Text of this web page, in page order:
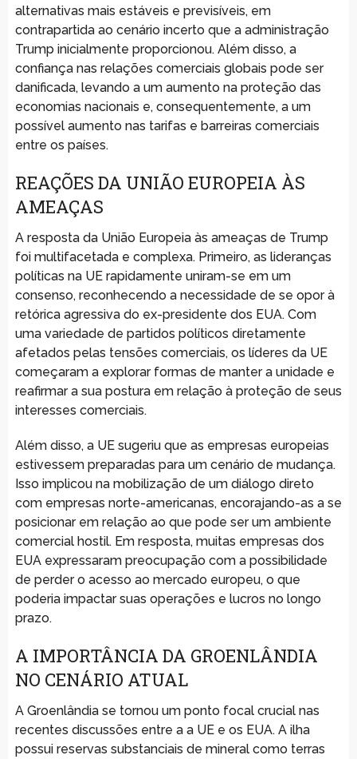
alternativas mais estáveis e previsíveis, em
contrapartida ao cenário incerto que a administração
Trump inicialmente proporcionou. Além disso, a
confiança nas relações comerciais globais pode ser
danificada, levando a um aumento na proteção das
economias nacionais e, consequentemente, a um
possível aumento nas tarifas e barreiras comerciais
entre os países.
REAÇÕES DA UNIÃO EUROPEIA ÀS
AMEAÇAS
A resposta da União Europeia às ameaças de Trump
foi multifacetada e complexa. Primeiro, as lideranças
políticas na UE rapidamente uniram-se em um
consenso, reconhecendo a necessidade de se opor à
retórica agressiva do ex-presidente dos EUA. Com
uma variedade de partidos políticos diretamente
afetados pelas tensões comerciais, os líderes da UE
começaram a explorar formas de manter a unidade e
reafirmar a sua postura em relação à proteção de seus
interesses comerciais.
Além disso, a UE sugeriu que as empresas europeias
estivessem preparadas para um cenário de mudança.
Isso implicou na mobilização de um diálogo direto
com empresas norte-americanas, encorajando-as a se
posicionar em relação ao que pode ser um ambiente
comercial hostil. Em resposta, muitas empresas dos
EUA expressaram preocupação com a possibilidade
de perder o acesso ao mercado europeu, o que
poderia impactar suas operações e lucros no longo
prazo.
A IMPORTÂNCIA DA GROENLÂNDIA
NO CENÁRIO ATUAL
A Groenlândia se tornou um ponto focal crucial nas
recentes discussões entre a a UE e os EUA. A ilha
possui reservas substanciais de mineral como terras